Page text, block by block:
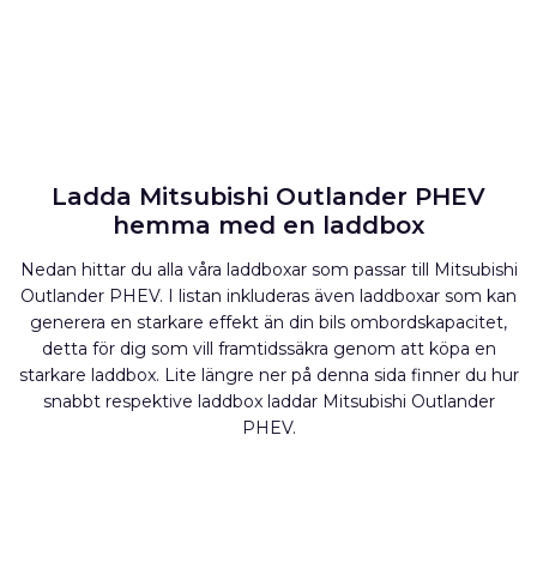
Ladda Mitsubishi Outlander PHEV
hemma med en laddbox
Nedan hittar du alla våra laddboxar som passar till Mitsubishi
Outlander PHEV. I listan inkluderas även laddboxar som kan
generera en starkare effekt än din bils ombordskapacitet,
detta för dig som vill framtidssäkra genom att köpa en
starkare laddbox. Lite längre ner på denna sida finner du hur
snabbt respektive laddbox laddar Mitsubishi Outlander
PHEV.